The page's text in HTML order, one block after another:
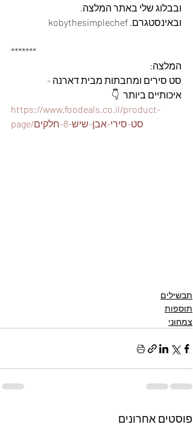
ובבלוג שלי באתר המלצה.
ובאינסטגרם. kobythesimplechef
*******
המלצה:
סט סירים ומחבתות מבית דארנה -
איכותיים ביותר  👇
https://www.foodeals.co.il/product-
page/סט-סירי-אבן-שיש-8-חלקים
תבשילים
תוספות
צמחוני
פוסטים אחרונים